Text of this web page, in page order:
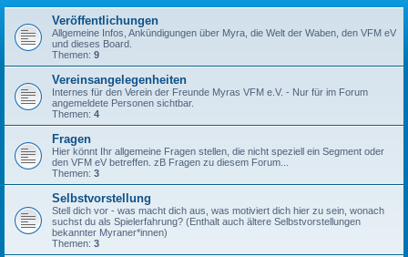
Veröffentlichungen
Allgemeine Infos, Ankündigungen über Myra, die Welt der Waben, den VFM eV
und dieses Board.
Themen: 9
Vereinsangelegenheiten
Internes für den Verein der Freunde Myras VFM e.V. - Nur für im Forum
angemeldete Personen sichtbar.
Themen: 4
Fragen
Hier könnt Ihr allgemeine Fragen stellen, die nicht speziell ein Segment oder
den VFM eV betreffen. zB Fragen zu diesem Forum...
Themen: 3
Selbstvorstellung
Stell dich vor - was macht dich aus, was motiviert dich hier zu sein, wonach
suchst du als Spielerfahrung? (Enthalt auch ältere Selbstvorstellungen
bekannter Myraner*innen)
Themen: 3